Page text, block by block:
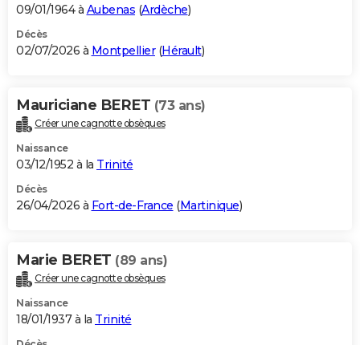
GUIDES D'ACHAT
BONS PLANS
Carte de Noël
Carte Bonne année
Carte Saint-Valentin
Carte Pâques
Carte d'anniversaire
DICTIONNAIRE
Dictionnaire
Biographies
Citations
Expressions
Proverbes
PROGRAMME TV
S'inscrire
Se connecter
Lycées
Collèges
Primaires
Universités
Entreprises
Service militaire
Avis de recherche
AVIS DE DÉCÈS
Bricolage
Lifestyle
Culture
Sport
Auto
Television
Voyage
Cinema
09/01/1964 à Aubenas (Ardèche)
Décès
02/07/2026 à Montpellier(Hérault)
Mauriciane BERET (73 ans)
Créer une cagnotte obsèques
Naissance
03/12/1952 à la Trinité
Décès
26/04/2026 à Fort-de-France (Martinique)
Marie BERET (89 ans)
Créer une cagnotte obsèques
Naissance
18/01/1937 à la Trinité